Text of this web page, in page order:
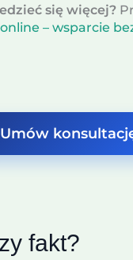
się więcej?
– wsparcie
Umów
fakt?